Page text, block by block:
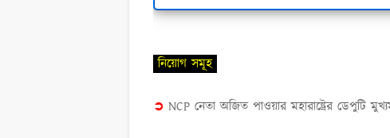
নিয়োগ সমূহ
➲ NCP নেতা অজিত পাওয়ার মহারাষ্ট্রের ডেপুটি